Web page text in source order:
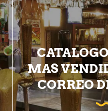
MAS
CORREO